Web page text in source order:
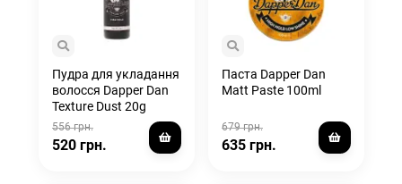
Пудра для укладання
волосся Dapper Dan
Texture Dust 20g
556 грн.
520 грн.
Паста Dapper Dan
Matt Paste 100ml
679 грн.
635 грн.